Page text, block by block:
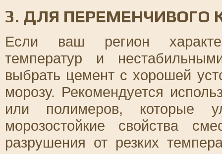
3. ДЛЯ ПЕРЕМЕНЧИВОГО
Если ваш регион
температур и
выбрать цемент с хорошей
морозу. Рекомендуется
или полимеров, которые
морозостойкие свойства
разрушения от резких